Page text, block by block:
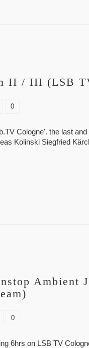
II / III (LSB
0
Cologne'. the last
Kolinski Siegfried
Ambient
0
6hrs on LSB TV